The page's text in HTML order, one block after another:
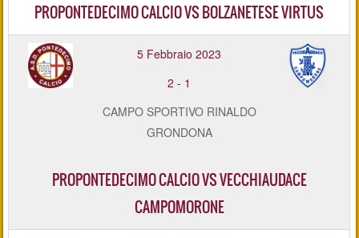
PROPONTEDECIMO CALCIO VS BOLZANETESE VIRTUS
5 Febbraio 2023
2 - 1
CAMPO SPORTIVO RINALDO
GRONDONA
PROPONTEDECIMO CALCIO VS VECCHIAUDACE
CAMPOMORONE